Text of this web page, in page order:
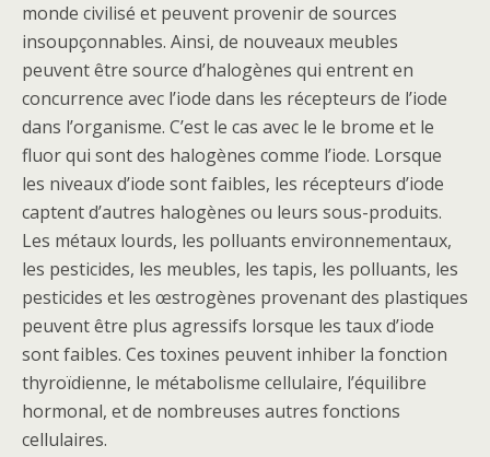
monde civilisé et peuvent provenir de sources
insoupçonnables. Ainsi, de nouveaux meubles
peuvent être source d’halogènes qui entrent en
concurrence avec l’iode dans les récepteurs de l’iode
dans l’organisme. C’est le cas avec le le brome et le
fluor qui sont des halogènes comme l’iode. Lorsque
les niveaux d’iode sont faibles, les récepteurs d’iode
captent d’autres halogènes ou leurs sous-produits.
Les métaux lourds, les polluants environnementaux,
les pesticides, les meubles, les tapis, les polluants, les
pesticides et les œstrogènes provenant des plastiques
peuvent être plus agressifs lorsque les taux d’iode
sont faibles. Ces toxines peuvent inhiber la fonction
thyroïdienne, le métabolisme cellulaire, l’équilibre
hormonal, et de nombreuses autres fonctions
cellulaires.